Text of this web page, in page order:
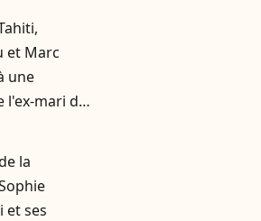
et Marc
une
l'ex-mari du
la
et ses